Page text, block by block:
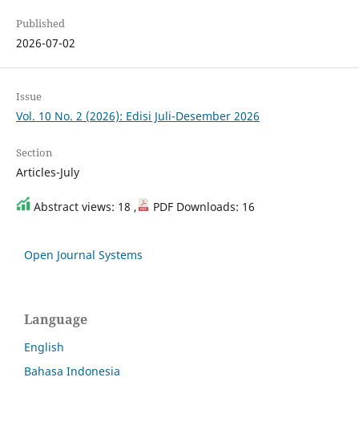
Published
2026-07-02
Issue
Vol. 10 No. 2 (2026): Edisi Juli-Desember 2026
Section
Articles-July
Abstract views: 18 , PDF Downloads: 16
Open Journal Systems
Language
English
Bahasa Indonesia